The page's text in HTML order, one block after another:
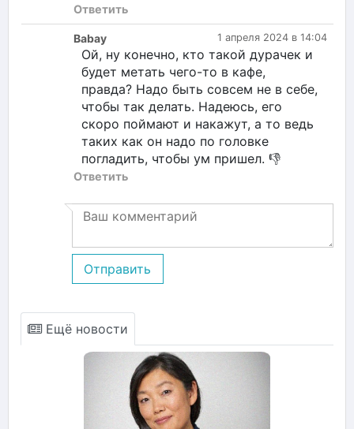
Ответить
1 апреля 2024 в 14:04
Babay
Ой, ну конечно, кто такой дурачек и
будет метать чего-то в кафе,
правда? Надо быть совсем не в себе,
чтобы так делать. Надеюсь, его
скоро поймают и накажут, а то ведь
таких как он надо по головке
погладить, чтобы ум пришел. 👎
Ответить
Отправить
Ещё новости